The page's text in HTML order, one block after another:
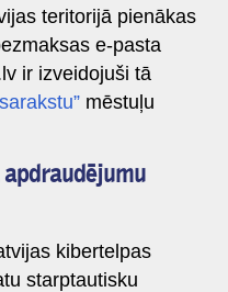
teritorijā pienākas
e-pasta
ir izveidojuši tā
mēstuļu
kibertelpas
starptautisku